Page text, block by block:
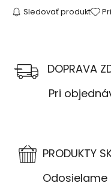
Sledovať produkt
DOPRAVA
Pri
PRODUKTY
Odosielame